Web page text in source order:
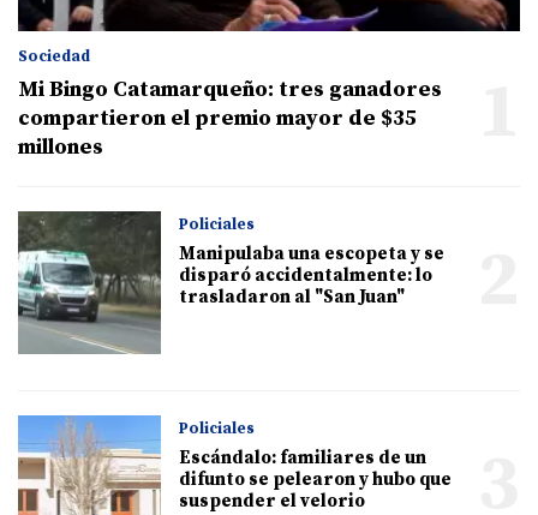
Sociedad
Mi Bingo Catamarqueño: tres ganadores
compartieron el premio mayor de $35
millones
Policiales
Manipulaba una escopeta y se
disparó accidentalmente: lo
trasladaron al "San Juan"
Policiales
Escándalo: familiares de un
difunto se pelearon y hubo que
suspender el velorio